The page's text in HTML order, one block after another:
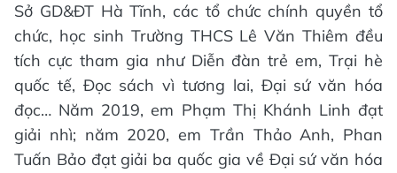
Sở GD&ĐT Hà Tĩnh, các tổ chức chính quyền tổ
chức, học sinh Trường THCS Lê Văn Thiêm đều
tích cực tham gia như Diễn đàn trẻ em, Trại hè
quốc tế, Đọc sách vì tương lai, Đại sứ văn hóa
đọc… Năm 2019, em Phạm Thị Khánh Linh đạt
giải nhì; năm 2020, em Trần Thảo Anh, Phan
Tuấn Bảo đạt giải ba quốc gia về Đại sứ văn hóa